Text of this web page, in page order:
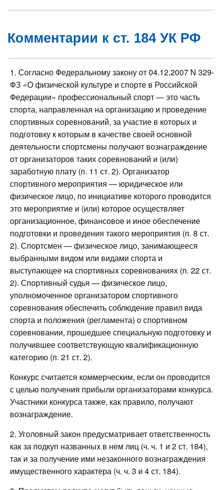
Комментарии к ст. 184 УК РФ
1. Согласно Федеральному закону от 04.12.2007 N 329-
ФЗ «О физической культуре и спорте в Российской
Федерации» профессиональный спорт — это часть
спорта, направленная на организацию и проведение
спортивных соревнований, за участие в которых и
подготовку к которым в качестве своей основной
деятельности спортсмены получают вознаграждение
от организаторов таких соревнований и (или)
заработную плату (п. 11 ст. 2). Организатор
спортивного мероприятия — юридическое или
физическое лицо, по инициативе которого проводится
это мероприятие и (или) которое осуществляет
организационное, финансовое и иное обеспечение
подготовки и проведения такого мероприятия (п. 8 ст.
2). Спортсмен — физическое лицо, занимающееся
выбранными видом или видами спорта и
выступающее на спортивных соревнованиях (п. 22 ст.
2). Спортивный судья — физическое лицо,
уполномоченное организатором спортивного
соревнования обеспечить соблюдение правил вида
спорта и положения (регламента) о спортивном
соревновании, прошедшее специальную подготовку и
получившее соответствующую квалификационную
категорию (п. 21 ст. 2).
Конкурс считается коммерческим, если он проводится
с целью получения прибыли организаторами конкурса.
Участники конкурса также, как правило, получают
вознаграждение.
2. Уголовный закон предусматривает ответственность
как за подкуп названных в нем лиц (ч. ч. 1 и 2 ст. 184),
так и за получение ими незаконного вознаграждения
имущественного характера (ч. ч. 3 и 4 ст. 184).